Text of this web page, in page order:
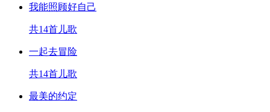
我能照顾好自己
共14首儿歌
一起去冒险
共14首儿歌
最美的约定